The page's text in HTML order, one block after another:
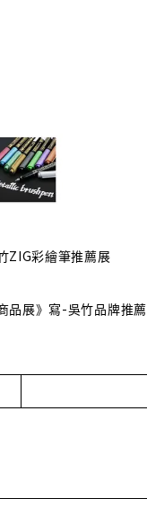
ZIG彩繪筆推薦展
品展》寫-吳竹品牌推薦